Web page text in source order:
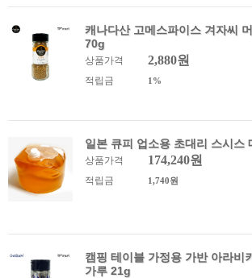
캐나다산 고메스파이스 겨자씨
70g
상품가격 2,880원
적립금 1%
일본 큐피 업소용 초대리 스시스
상품가격 174,240원
적립금 1,740원
캠핑 테이블 가정용 가반 아라비
가루 21g